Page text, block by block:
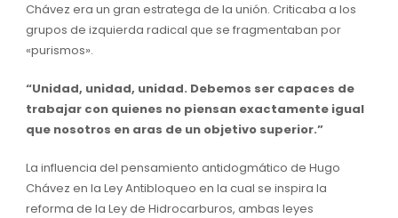
Chávez era un gran estratega de la unión. Criticaba a los
grupos de izquierda radical que se fragmentaban por
«purismos».
“Unidad, unidad, unidad. Debemos ser capaces de
trabajar con quienes no piensan exactamente igual
que nosotros en aras de un objetivo superior.”
La influencia del pensamiento antidogmático de Hugo
Chávez en la Ley Antibloqueo en la cual se inspira la
reforma de la Ley de Hidrocarburos, ambas leyes